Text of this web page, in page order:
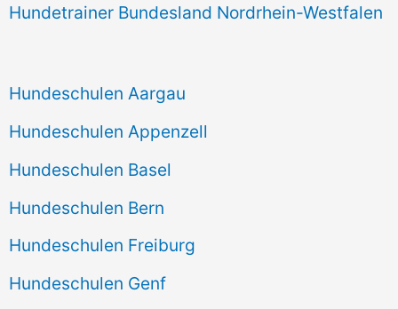
Hundetrainer Bundesland Nordrhein-Westfalen
Hundeschulen Aargau
Hundeschulen Appenzell
Hundeschulen Basel
Hundeschulen Bern
Hundeschulen Freiburg
Hundeschulen Genf